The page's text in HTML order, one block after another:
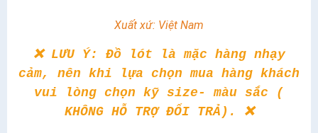
Xuất xứ: Việt Nam
❌ LƯU Ý: Đồ lót là mặc hàng nhạy
cảm, nên khi lựa chọn mua hàng khách
vui lòng chọn kỹ size- màu sắc (
KHÔNG HỖ TRỢ ĐỔI TRẢ). ❌